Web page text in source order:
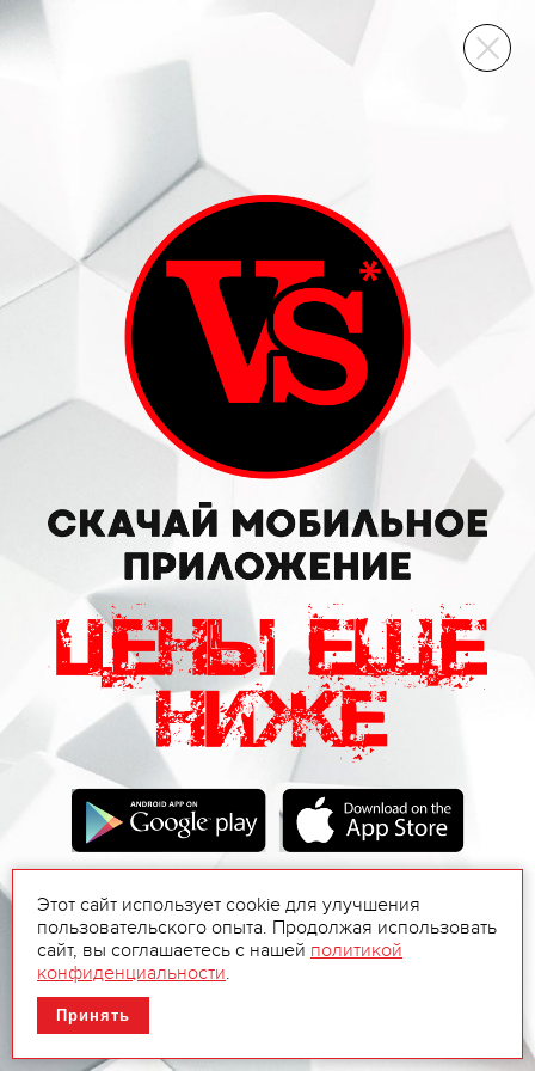
ВИННЫЙ СКЛАД
Этот сайт использует cookie для улучшения
пользовательского опыта. Продолжая использовать
сайт, вы соглашаетесь с нашей политикой
конфиденциальности.
Принять